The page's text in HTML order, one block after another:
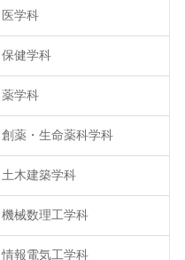
医学科
保健学科
薬学科
創薬・生命薬科学科
土木建築学科
機械数理工学科
情報電気工学科